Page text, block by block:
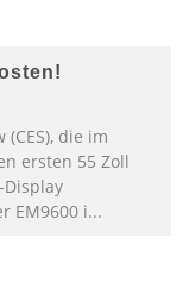
die im
ersten 55 Zoll
Display
EM9600 i...